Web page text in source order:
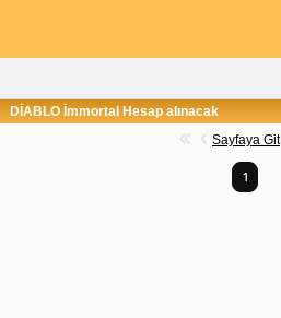
DİABLO İmmortal Hesap alınacak
Sayfaya Git
1